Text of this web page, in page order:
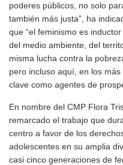
poderes públicos, no solo
también más justa”, ha
que “el feminismo es
del medio ambiente, del
misma lucha contra la
pero incluso aquí, en los
clave como agentes de
En nombre del CMP Flora
remarcado el trabajo que
centro a favor de los
adolescentes en su amplia
casi cinco generaciones de